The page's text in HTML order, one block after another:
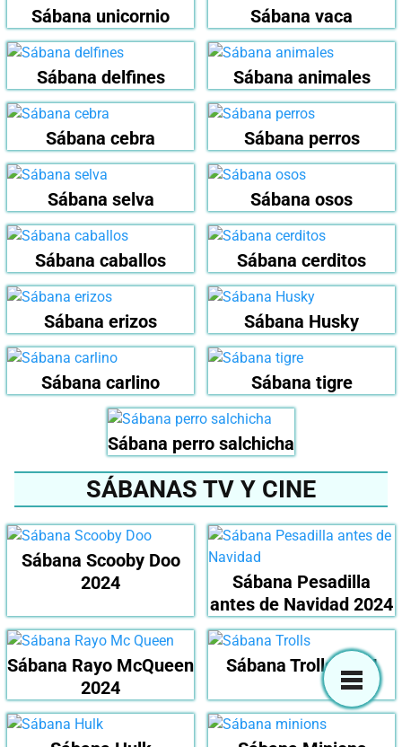
Sábana unicornio Sábana vaca
Sábana delfines Sábana animales
Sábana cebra Sábana perros
Sábana selva Sábana osos
Sábana caballos Sábana cerditos
Sábana erizos Sábana Husky
Sábana carlino Sábana tigre
Sábana perro salchicha
SÁBANAS TV Y CINE
Sábana Scooby Doo
2024
Sábana Pesadilla
antes de Navidad 2024
Sábana Rayo McQueen
2024
Sábana Trolls 2024